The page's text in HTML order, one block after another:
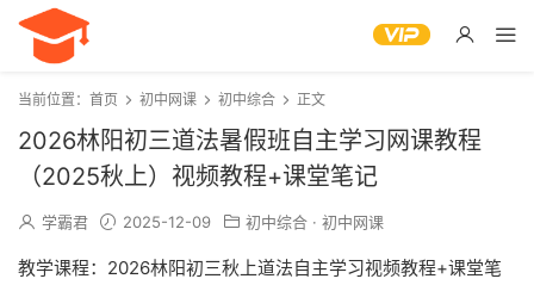
当前位置： 首页 初中网课 初中综合 正文
2026林阳初三道法暑假班自主学习网课教程
（2025秋上）视频教程+课堂笔记
学霸君 2025-12-09 初中综合 · 初中网课
教学课程：2026林阳初三秋上道法自主学习视频教程+课堂笔